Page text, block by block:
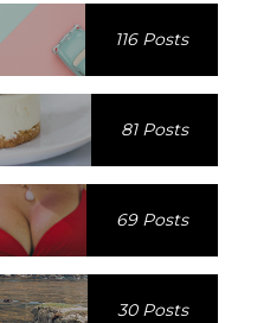
116 Posts
81 Posts
69 Posts
30 Posts